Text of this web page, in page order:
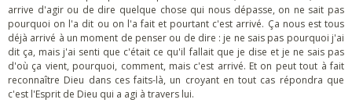
arrive d'agir ou de dire quelque chose qui nous dépasse, on ne sait pas
pourquoi on l'a dit ou on l'a fait et pourtant c'est arrivé. Ça nous est tous
déjà arrivé à un moment de penser ou de dire : je ne sais pas pourquoi j'ai
dit ça, mais j'ai senti que c'était ce qu'il fallait que je dise et je ne sais pas
d'où ça vient, pourquoi, comment, mais c'est arrivé. Et on peut tout à fait
reconnaître Dieu dans ces faits-là, un croyant en tout cas répondra que
c'est l'Esprit de Dieu qui a agi à travers lui.